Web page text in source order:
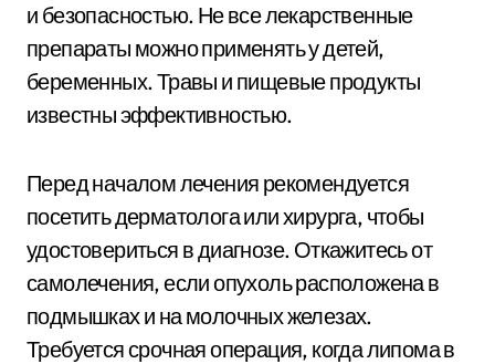
и безопасностью. Не все лекарственные
препараты можно применять у детей,
беременных. Травы и пищевые продукты
известны эффективностью.
Перед началом лечения рекомендуется
посетить дерматолога или хирурга, чтобы
удостовериться в диагнозе. Откажитесь от
самолечения, если опухоль расположена в
подмышках и на молочных железах.
Требуется срочная операция, когда липома в